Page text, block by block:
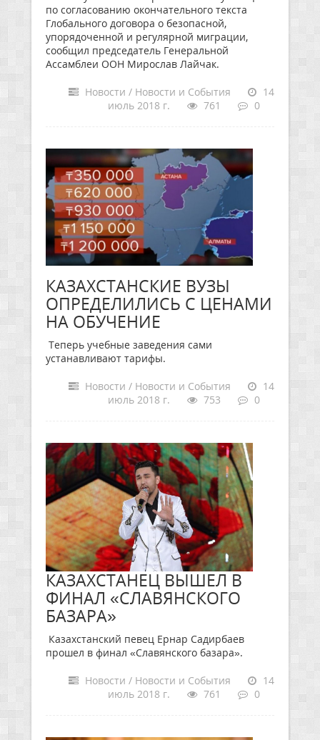
по согласованию окончательного текста
Глобального договора о безопасной,
упорядоченной и регулярной миграции,
сообщил председатель Генеральной
Ассамблеи ООН Мирослав Лайчак.
Новости / Новости и События
14
июль 2018 г.
761 0
КАЗАХСТАНСКИЕ ВУЗЫ
ОПРЕДЕЛИЛИСЬ С ЦЕНАМИ
НА ОБУЧЕНИЕ
Теперь учебные заведения сами
устанавливают тарифы.
Новости / Новости и События
14
июль 2018 г.
753 0
КАЗАХСТАНЕЦ ВЫШЕЛ В
ФИНАЛ «СЛАВЯНСКОГО
БАЗАРА»
Казахстанский певец Ернар Садирбаев
прошел в финал «Славянского базара».
Новости / Новости и События
14
июль 2018 г.
761 0